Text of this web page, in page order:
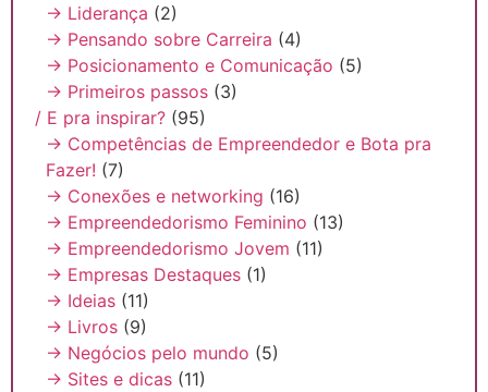
→ Liderança (2)
→ Pensando sobre Carreira (4)
→ Posicionamento e Comunicação (5)
→ Primeiros passos (3)
/ E pra inspirar? (95)
→ Competências de Empreendedor e Bota pra
Fazer! (7)
→ Conexões e networking (16)
→ Empreendedorismo Feminino (13)
→ Empreendedorismo Jovem (11)
→ Empresas Destaques (1)
→ Ideias (11)
→ Livros (9)
→ Negócios pelo mundo (5)
→ Sites e dicas (11)